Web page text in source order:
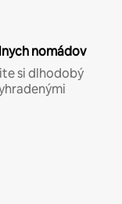
nomádov
si dlhodobý